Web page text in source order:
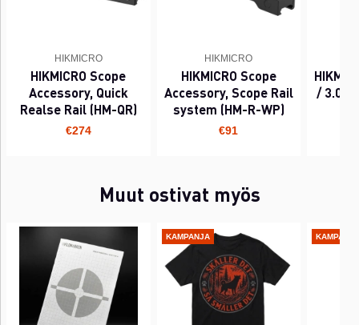
HIKMICRO
HIKMICRO Scope
Accessory, Quick
Realse Rail (HM-QR)
€274
HIKMICRO
HIKMICRO Scope
Accessory, Scope Rail
system (HM-R-WP)
€91
/ 3.0
Muut ostivat myös
KAMPANJA